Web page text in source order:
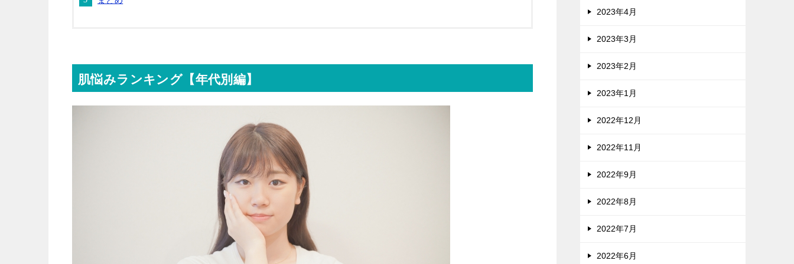
肌悩みランキング【年代別編】
2023年4月
2023年3月
2023年2月
2023年1月
2022年12月
2022年11月
2022年9月
2022年8月
2022年7月
2022年6月